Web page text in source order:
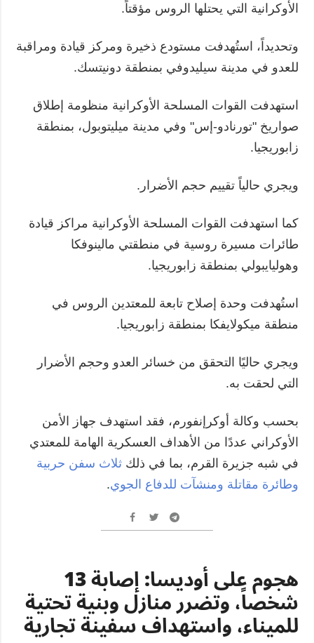
الأوكرانية التي يحتلها الروس مؤقتاً.
وتحديداً، استُهدفت مستودع ذخيرة ومركز قيادة ومراقبة
للعدو في مدينة سيليدوفي بمنطقة دونيتسك.
استهدفت القوات المسلحة الأوكرانية منظومة إطلاق
صواريخ "تورنادو-إس" وفي مدينة ميليتوبول، بمنطقة
زابوريجيا.
ويجري حالياً تقييم حجم الأضرار.
كما استهدفت القوات المسلحة الأوكرانية مراكز قيادة
طائرات مسيرة روسية في منطقتي مالينوفكا
وهوليايبولي بمنطقة زابوريجيا.
استُهدفت وحدة إصلاح تابعة للمعتدين الروس في
منطقة ميكولايفكا بمنطقة زابوريجيا.
ويجري حاليًا التحقق من خسائر العدو وحجم الأضرار
التي لحقت به.
بحسب وكالة أوكرإنفورم، فقد استهدف جهاز الأمن
الأوكراني عددًا من الأهداف العسكرية الهامة للمعتدي
في شبه جزيرة القرم، بما في ذلكثلاث سفن حربية
وطائرة مقاتلة ومنشآت للدفاع الجوي.
هجوم على أوديسا: إصابة 13
شخصاً، وتضرر منازل وبنية تحتية
للميناء، واستهداف سفينة تجارية